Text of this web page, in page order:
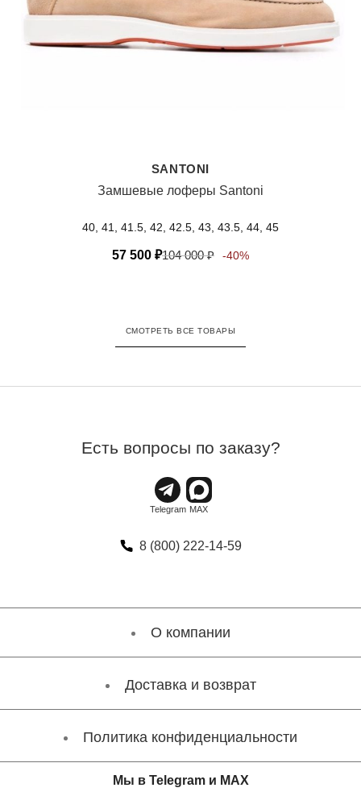
SANTONI
Замшевые лоферы Santoni
40, 41, 41.5, 42, 42.5, 43, 43.5, 44, 45
57 500 ₽104 000₽ -40%
СМОТРЕТЬ ВСЕ ТОВАРЫ
Есть вопросы по заказу?
8 (800) 222-14-59
О компании
Доставка и возврат
Политика конфиденциальности
Мы в Telegram и MAX